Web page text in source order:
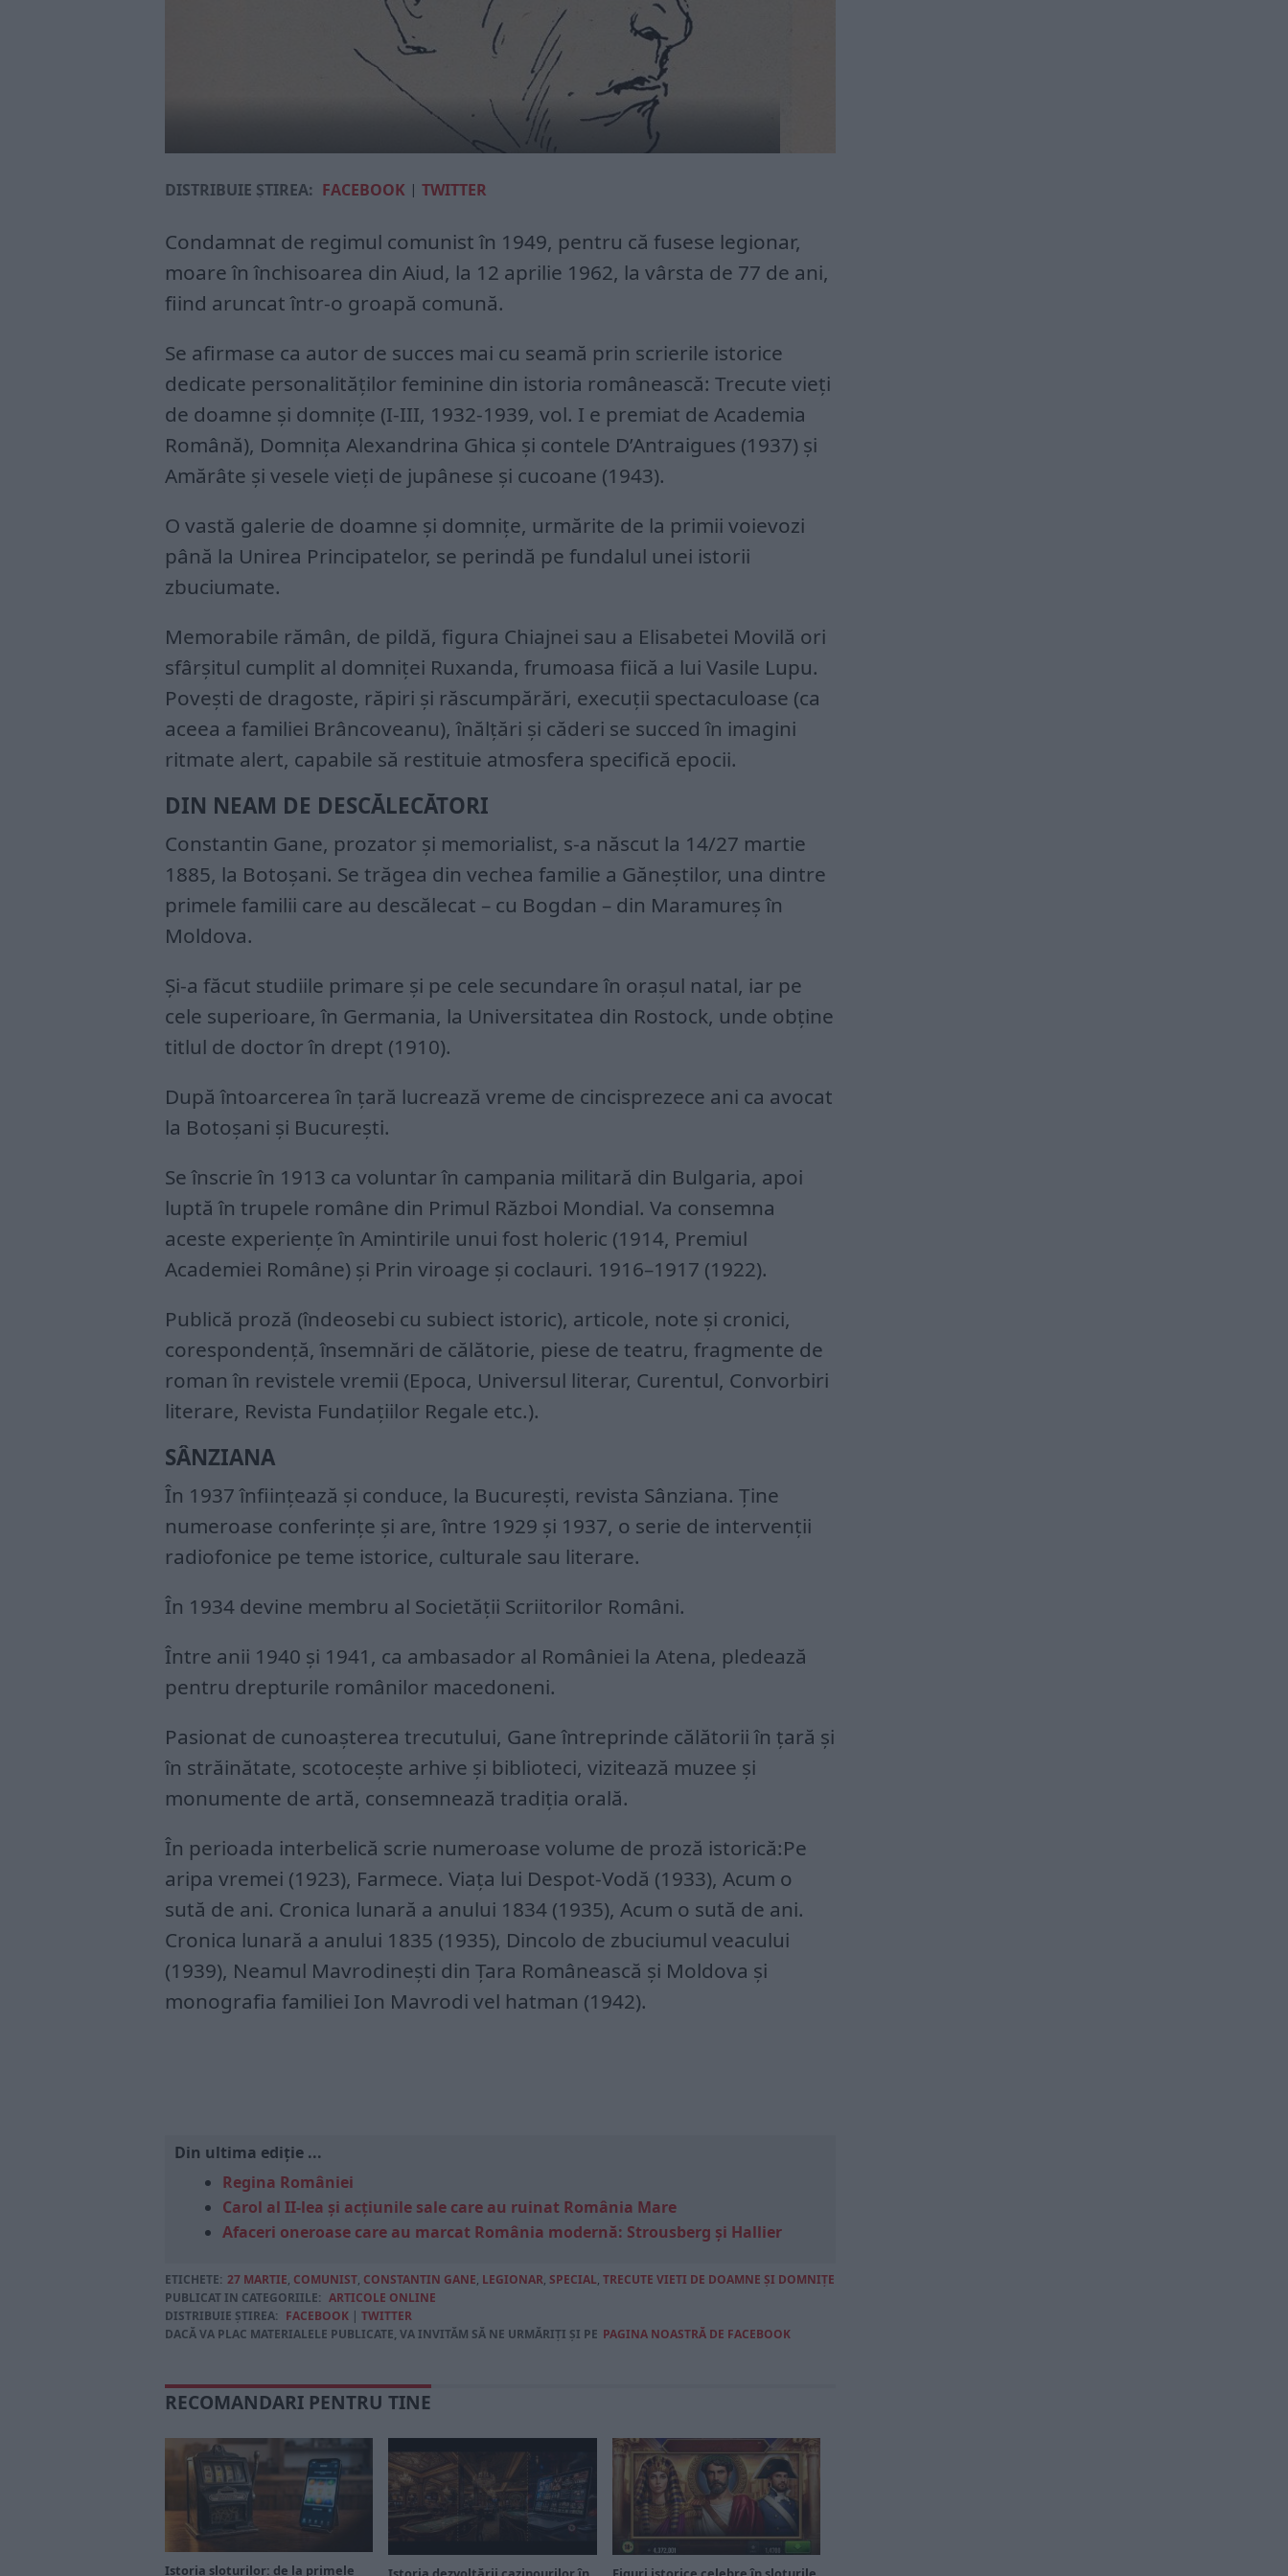
DISTRIBUIE ȘTIREA: FACEBOOK | TWITTER
Condamnat de regimul comunist în 1949, pentru că fusese legionar,
moare în închisoarea din Aiud, la 12 aprilie 1962, la vârsta de 77 de ani,
fiind aruncat într-o groapă comună.
Se afirmase ca autor de succes mai cu seamă prin scrierile istorice
dedicate personalităţilor feminine din istoria românească: Trecute vieţi
de doamne şi domniţe (I-III, 1932-1939, vol. I e premiat de Academia
Română), Domniţa Alexandrina Ghica şi contele D’Antraigues (1937) şi
Amărâte şi vesele vieţi de jupânese şi cucoane (1943).
O vastă galerie de doamne și domnițe, urmărite de la primii voievozi
până la Unirea Principatelor, se perindă pe fundalul unei istorii
zbuciumate.
Memorabile rămân, de pildă, figura Chiajnei sau a Elisabetei Movilă ori
sfârșitul cumplit al domniței Ruxanda, frumoasa fiică a lui Vasile Lupu.
Povești de dragoste, răpiri și răscumpărări, execuții spectaculoase (ca
aceea a familiei Brâncoveanu), înălțări și căderi se succed în imagini
ritmate alert, capabile să restituie atmosfera specifică epocii.
DIN NEAM DE DESCĂLECĂTORI
Constantin Gane, prozator şi memorialist, s-a născut la 14/27 martie
1885, la Botoşani. Se trăgea din vechea familie a Găneștilor, una dintre
primele familii care au descălecat – cu Bogdan – din Maramureș în
Moldova.
Şi-a făcut studiile primare şi pe cele secundare în oraşul natal, iar pe
cele superioare, în Germania, la Universitatea din Rostock, unde obţine
titlul de doctor în drept (1910).
După întoarcerea în ţară lucrează vreme de cincisprezece ani ca avocat
la Botoşani şi Bucureşti.
Se înscrie în 1913 ca voluntar în campania militară din Bulgaria, apoi
luptă în trupele române din Primul Război Mondial. Va consemna
aceste experienţe în Amintirile unui fost holeric (1914, Premiul
Academiei Române) şi Prin viroage şi coclauri. 1916–1917 (1922).
Publică proză (îndeosebi cu subiect istoric), articole, note şi cronici,
corespondenţă, însemnări de călătorie, piese de teatru, fragmente de
roman în revistele vremii (Epoca, Universul literar, Curentul, Convorbiri
literare, Revista Fundaţiilor Regale etc.).
SÂNZIANA
În 1937 înfiinţează şi conduce, la Bucureşti, revista Sânziana. Ţine
numeroase conferinţe şi are, între 1929 şi 1937, o serie de intervenţii
radiofonice pe teme istorice, culturale sau literare.
În 1934 devine membru al Societăţii Scriitorilor Români.
Între anii 1940 şi 1941, ca ambasador al României la Atena, pledează
pentru drepturile românilor macedoneni.
Pasionat de cunoaşterea trecutului, Gane întreprinde călătorii în ţară şi
în străinătate, scotoceşte arhive şi biblioteci, vizitează muzee şi
monumente de artă, consemnează tradiţia orală.
În perioada interbelică scrie numeroase volume de proză istorică:Pe
aripa vremei (1923), Farmece. Viaţa lui Despot-Vodă (1933), Acum o
sută de ani. Cronica lunară a anului 1834 (1935), Acum o sută de ani.
Cronica lunară a anului 1835 (1935), Dincolo de zbuciumul veacului
(1939), Neamul Mavrodineşti din Ţara Românească şi Moldova şi
monografia familiei Ion Mavrodi vel hatman (1942).
Din ultima ediție ...
Regina României
Carol al II-lea și acțiunile sale care au ruinat România Mare
Afaceri oneroase care au marcat România modernă: Strousberg și Hallier
ETICHETE: 27 MARTIE, COMUNIST, CONSTANTIN GANE, LEGIONAR, SPECIAL, TRECUTE VIETI DE DOAMNE ŞI DOMNIŢE
PUBLICAT IN CATEGORIILE: ARTICOLE ONLINE
DISTRIBUIE ȘTIREA: FACEBOOK | TWITTER
DACĂ VA PLAC MATERIALELE PUBLICATE, VA INVITĂM SĂ NE URMĂRIȚI ȘI PE PAGINA NOASTRĂ DE FACEBOOK
RECOMANDARI PENTRU TINE
Istoria sloturilor: de la primele